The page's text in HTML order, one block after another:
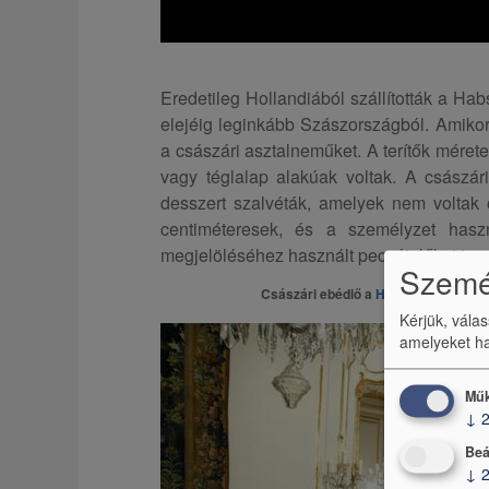
Eredetileg Hollandiából szállították a
elejéig leginkább Szászországból.
a császári asztalneműket. A terítők
vagy téglalap alakúak voltak. A
desszert szalvéták, amelyek nem
centiméteresek, és a személyzet
megjelöléséhez használt pecsételőket is.
Császári ebédlő a Hofburgban©
Kérjük,
amelyeket
↓ 2
↓ 2